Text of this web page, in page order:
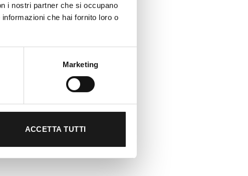
i nostri partner che si occupano
che hai fornito loro o
Marketing
ACCETTA TUTTI